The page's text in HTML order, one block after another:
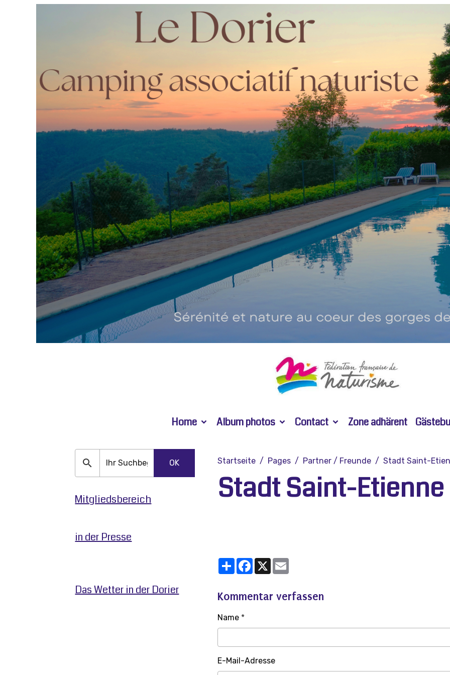
Home Album photos Contact Zone adhärent
Startseite Pages Partner / Freunde Stadt Saint-
Stadt Saint-Etienne
PartagerFacebook
X
Kommentar verfassen
Name
E-Mail-Adresse
OK
Mitgliedsbereich
in der Presse
Das Wetter in der Dorier